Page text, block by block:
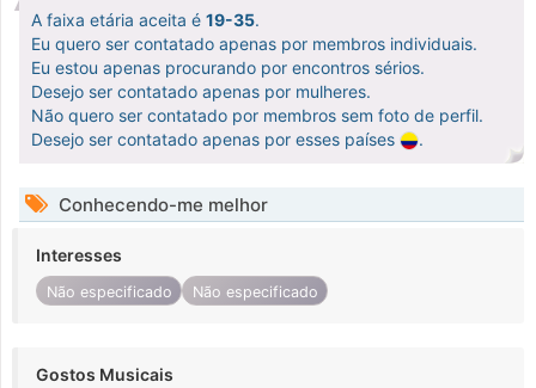
A faixa etária aceita é 19-35.
Eu quero ser contatado apenas por membros individuais.
Eu estou apenas procurando por encontros sérios.
Desejo ser contatado apenas por mulheres.
Não quero ser contatado por membros sem foto de perfil.
Desejo ser contatado apenas por esses países
.
Conhecendo-me melhor
Interesses
Não especificado Não especificado
Gostos Musicais